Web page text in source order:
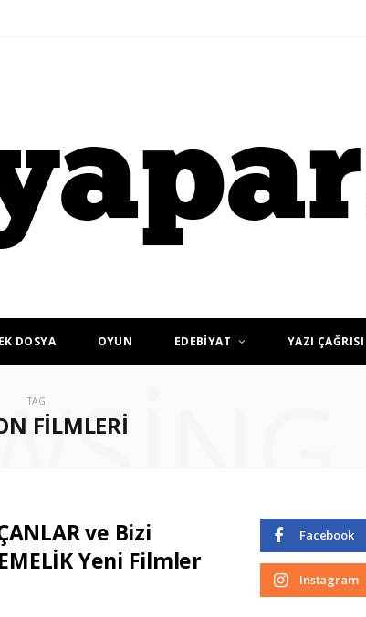
DOSYA OYUN EDEBİYAT YAZI ÇAĞRISI
TAG
FILMLERI
ve Bizi
Yeni Filmler
Facebook
Instagram